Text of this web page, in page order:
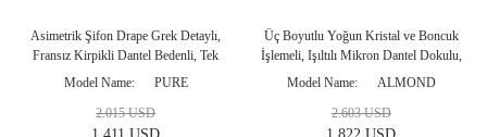
Asimetrik Şifon Drape Grek Detaylı,
Fransız Kirpikli Dantel Bedenli, Tek
Omuzdan Süzülen Akışkan Pelerinli,
Gelinlik Modeli
Model Name PURE
2.015 USD
Üç Boyutlu Yoğun Kristal ve Boncuk
İşlemeli, Işıltılı Mikron Dantel Dokulu,
Kalın Askılı Kare Yaka, Arkası Tam
Model Name ALMOND
2.603 USD